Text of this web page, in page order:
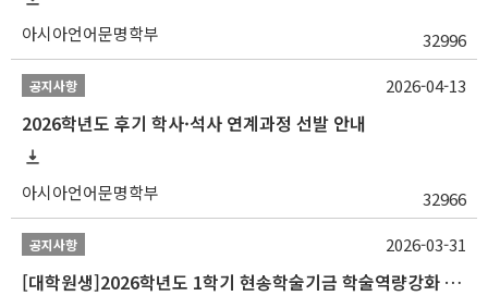
아시아언어문명학부 32996
공지사항
2026학년도 후기 학사·석사 연계과정 선발 안내
아시아언어문명학부 32966
2026-04-13
공지사항
[대학원생]2026학년도 1학기 현송학술기금 학술역량강화 사업 안내
2026-03-31